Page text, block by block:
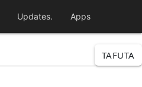
Updates. Apps
TAFUTA